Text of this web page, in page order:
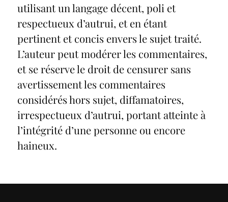
utilisant un langage décent, poli et
respectueux d’autrui, et en étant
pertinent et concis envers le sujet traité.
L’auteur peut modérer les commentaires,
et se réserve le droit de censurer sans
avertissement les commentaires
considérés hors sujet, diffamatoires,
irrespectueux d’autrui, portant atteinte à
l’intégrité d’une personne ou encore
haineux.